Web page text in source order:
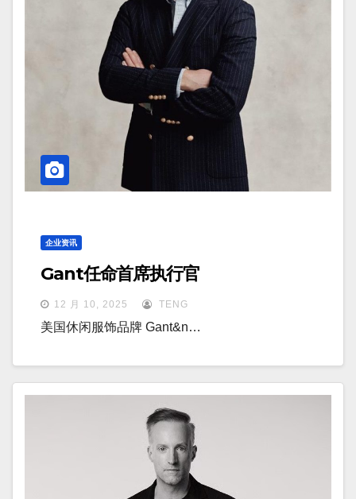
企业资讯
Gant任命首席执行官
12 月 10, 2025 TENG
美国休闲服饰品牌 Gant&n…